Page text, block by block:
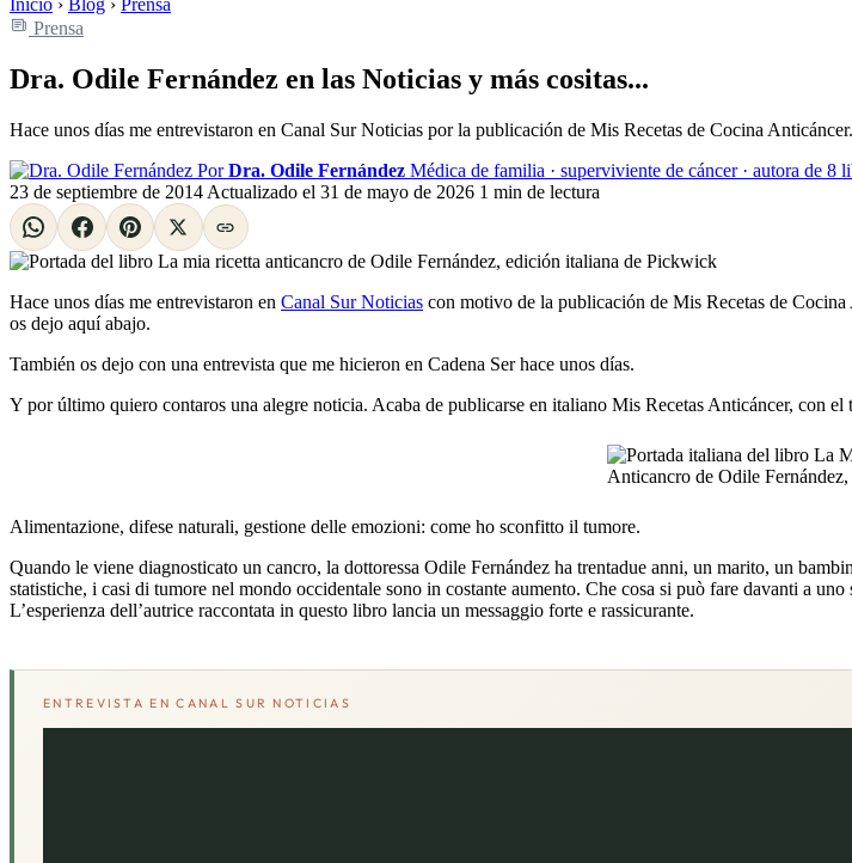
Inicio › Blog › Prensa
Prensa
Dra. Odile Fernández en las Noticias y más cositas...
Hace unos días me entrevistaron en Canal Sur Noticias por la publicación de Mis Recetas de Cocina
Por Dra. Odile Fernández Médica de familia · superviviente de cáncer · autora de 8
23 de septiembre de 2014 Actualizado el 31 de mayo de 2026 1 min de lectura
Hace unos días me entrevistaron en Canal Sur Noticias con motivo de la publicación de Mis Recetas de
os dejo aquí abajo.
También os dejo con una entrevista que me hicieron en Cadena Ser hace unos días.
Y por último quiero contaros una alegre noticia. Acaba de publicarse en italiano Mis Recetas Anticáncer, con el
Alimentazione, difese naturali, gestione delle emozioni: come ho sconfitto il tumore.
Quando le viene diagnosticato un cancro, la dottoressa Odile Fernández ha trentadue anni, un marito, un
statistiche, i casi di tumore nel mondo occidentale sono in costante aumento. Che cosa si può fare davanti a
L’esperienza dell’autrice raccontata in questo libro lancia un messaggio forte e rassicurante.
ENTREVISTA EN CANAL SUR NOTICIAS